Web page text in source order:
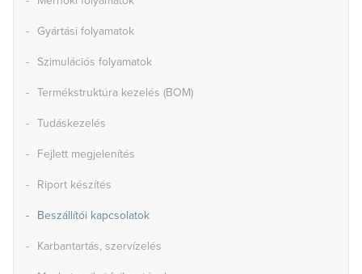
Gyártási folyamatok
Szimulációs folyamatok
Termékstruktúra kezelés (BOM)
Tudáskezelés
Fejlett megjelenítés
Riport készítés
Beszállítói kapcsolatok
Karbantartás, szervízelés